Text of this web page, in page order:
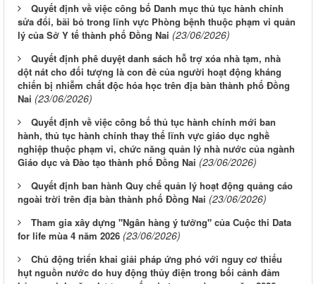
Quyết định về việc công bố Danh mục thủ tục hành chính
sửa đổi, bãi bỏ trong lĩnh vực Phòng bệnh thuộc phạm vi quản
lý của Sở Y tế thành phố Đồng Nai (23/06/2026)
Quyết định phê duyệt danh sách hỗ trợ xóa nhà tạm, nhà
dột nát cho đối tượng là con đẻ của người hoạt động kháng
chiến bị nhiễm chất độc hóa học trên địa bàn thành phố Đồng
Nai (23/06/2026)
Quyết định về việc công bố thủ tục hành chính mới ban
hành, thủ tục hành chính thay thế lĩnh vực giáo dục nghề
nghiệp thuộc phạm vi, chức năng quản lý nhà nước của ngành
Giáo dục và Đào tạo thành phố Đồng Nai (23/06/2026)
Quyết định ban hành Quy chế quản lý hoạt động quảng cáo
ngoài trời trên địa bàn thành phố Đồng Nai (23/06/2026)
Tham gia xây dựng "Ngân hàng ý tưởng" của Cuộc thi Data
for life mùa 4 năm 2026 (23/06/2026)
Chủ động triển khai giải pháp ứng phó với nguy cơ thiếu
hụt nguồn nước do huy động thủy điện trong bối cảnh đảm